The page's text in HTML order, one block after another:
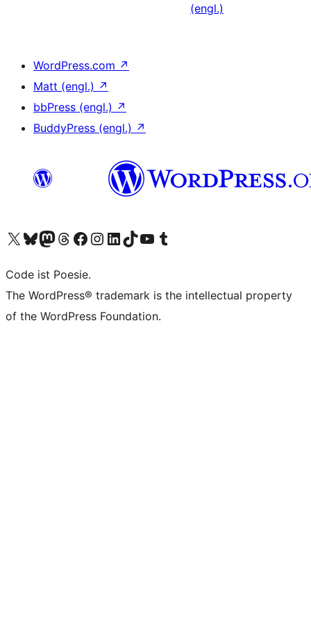
(engl.)
WordPress.com ↗
Matt (engl.) ↗
bbPress (engl.) ↗
BuddyPress (engl.) ↗
Unser X-Konto (früher Twitter) besuchen
Unser Bluesky-Konto besuchen
Unser Mastodon-Konto besuchen
Unser Threads-Konto besuchen
Unsere Facebook-Seite besuchen
Unser Instagram-Konto besuchen
Unser LinkedIn-Konto besuchen
Unser TikTok-Konto besuchen
Unseren YouTube-Kanal besuchen
Unser Tumblr-Konto besuchen
Code ist Poesie.
The WordPress® trademark is the intellectual property
of the WordPress Foundation.